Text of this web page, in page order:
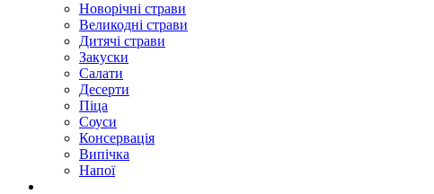
Новорічні страви
Великодні страви
Дитячі страви
Закуски
Салати
Десерти
Піца
Соуси
Консервація
Випічка
Напої